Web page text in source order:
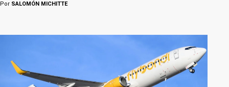
Por SALOMÓN MICHITTE